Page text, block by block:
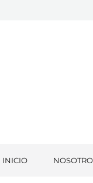
INICIO